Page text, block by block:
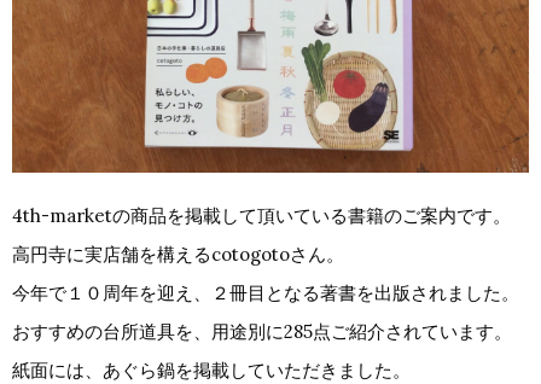
4th-marketの商品を掲載して頂いている書籍のご案内です。
高円寺に実店舗を構えるcotogotoさん。
今年で１０周年を迎え、２冊目となる著書を出版されました。
おすすめの台所道具を、用途別に285点ご紹介されています。
紙面には、あぐら鍋を掲載していただきました。